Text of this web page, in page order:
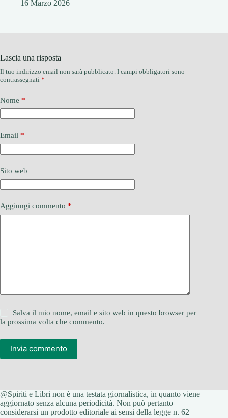
16 Marzo 2026
Lascia una risposta
Il tuo indirizzo email non sarà pubblicato. I campi obbligatori sono
contrassegnati *
Nome *
Email *
Sito web
Aggiungi commento *
Salva il mio nome, email e sito web in questo browser per
la prossima volta che commento.
Invia commento
@Spiriti e Libri non è una testata giornalistica, in quanto viene
aggiornato senza alcuna periodicità. Non può pertanto
considerarsi un prodotto editoriale ai sensi della legge n. 62